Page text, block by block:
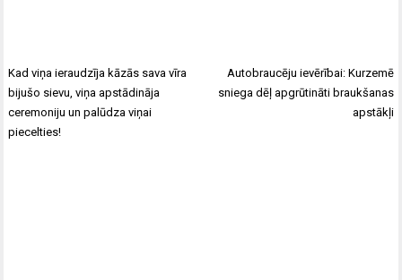
Kad viņa ieraudzīja kāzās sava vīra
bijušo sievu, viņa apstādināja
ceremoniju un palūdza viņai
piecelties!
Autobraucēju ievērībai: Kurzemē
sniega dēļ apgrūtināti braukšanas
apstākļi